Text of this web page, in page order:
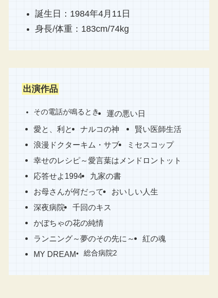
誕生日：1984年4月11日
身長/体重：183cm/74kg
出演作品
その電話が鳴るとき 運の悪い日
愛と、利と ナルコの神 賢い医師生活
浪漫ドクターキム・サブ
ミセスコップ
幸せのレシピ～愛言葉はメンドロントット
応答せよ1994 九家の書
お母さんが何だって おいしい人生
深夜病院 千回のキス
かぼちゃの花の純情
ランニング～夢のその先に～ 紅の魂
MY DREAM 総合病院2